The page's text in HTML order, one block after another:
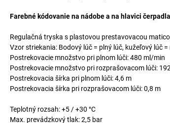
Farebné kódovanie na nádobe a na hlavici
Regulačná tryska s plastovou prestavovacou
Vzor striekania: Bodový lúč = plný lúč, kužeľový lúč
Postrekovacie množstvo pri plnom lúči: 480 ml/min
Postrekovacie množstvo pri rozprašovacom lúči:
Postrekovacia šírka pri plnom lúči: 4,6 m
Postrekovacia šírka pri rozprašovacom lúči: 0,8 m
Teplotný rozsah: +5 / +30 °C
Max. prevádzkový tlak: 2,5 bar